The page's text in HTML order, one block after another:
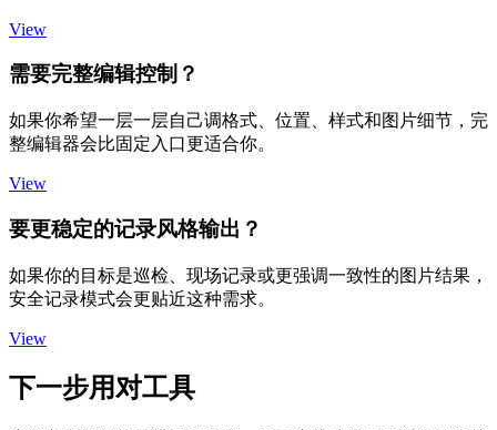
View
需要完整编辑控制？
如果你希望一层一层自己调格式、位置、样式和图片细节，完
整编辑器会比固定入口更适合你。
View
要更稳定的记录风格输出？
如果你的目标是巡检、现场记录或更强调一致性的图片结果，
安全记录模式会更贴近这种需求。
View
下一步用对工具